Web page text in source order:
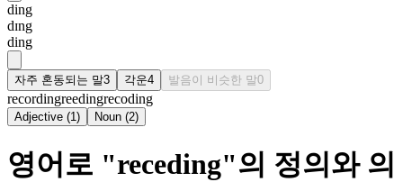
ding
dɪng
ding
자주 혼동되는 말3 각운4 발음이 비슷한 말0
recordingreedingrecoding
Adjective (1) Noun (2)
영어로 "receding"의 정의와 의